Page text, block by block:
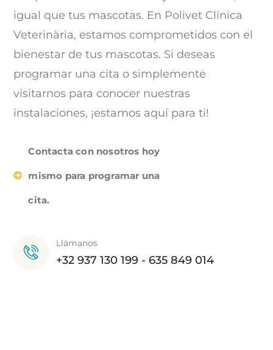
igual que tus mascotas. En Polivet Clínica
Veterinària, estamos comprometidos con el
bienestar de tus mascotas. Si deseas
programar una cita o simplemente
visitarnos para conocer nuestras
instalaciones, ¡estamos aquí para ti!
Contacta con nosotros hoy
mismo para programar una
cita.
Llámanos
+32 937 130 199 - 635 849 014